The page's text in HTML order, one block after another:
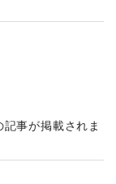
事が掲載されま